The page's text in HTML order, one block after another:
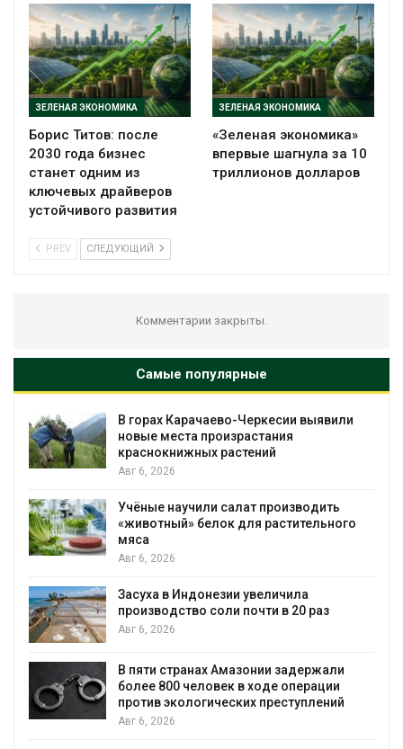
ЗЕЛЕНАЯ ЭКОНОМИКА
Борис Титов: после
2030 года бизнес
станет одним из
ключевых драйверов
устойчивого развития
ЗЕЛЕНАЯ ЭКОНОМИКА
«Зеленая экономика»
впервые шагнула за 10
триллионов долларов
PREV СЛЕДУЮЩИЙ
Комментарии закрыты.
Самые популярные
В горах Карачаево-Черкесии выявили
новые места произрастания
краснокнижных растений
Авг 6, 2026
Учёные научили салат производить
«животный» белок для растительного
мяса
Авг 6, 2026
Засуха в Индонезии увеличила
производство соли почти в 20 раз
Авг 6, 2026
В пяти странах Амазонии задержали
более 800 человек в ходе операции
против экологических преступлений
Авг 6, 2026